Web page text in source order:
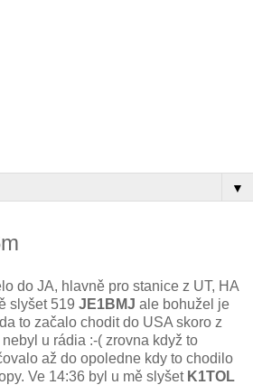
▼
do JA, hlavně pro stanice z UT, HA
slyšet 519 JE1BMJ ale bohužel je
to začalo chodit do USA skoro z
u rádia :-( zrovna když to
až do opoledne kdy to chodilo
Ve 14:36 byl u mě slyšet K1TOL